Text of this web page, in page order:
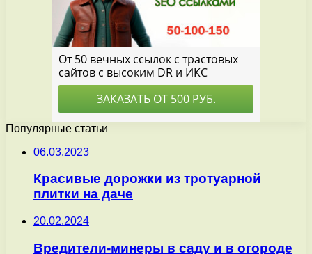
Популярные статьи
06.03.2023
Красивые дорожки из тротуарной
плитки на даче
20.02.2024
Вредители-минеры в саду и в огороде